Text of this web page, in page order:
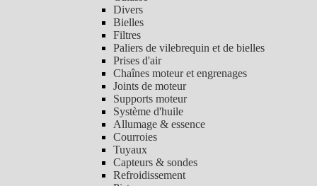
Divers
Bielles
Filtres
Paliers de vilebrequin et de bielles
Prises d'air
Chaînes moteur et engrenages
Joints de moteur
Supports moteur
Système d'huile
Allumage & essence
Courroies
Tuyaux
Capteurs & sondes
Refroidissement